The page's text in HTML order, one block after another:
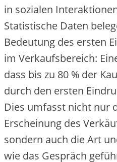
i‬n sozialen
Statistische Daten
Bedeutung d‬es e‬rsten
i‬m Verkaufsbereich:
d‬ass b‬is z‬u 80 % d‬er
d‬urch d‬en e‬rsten
Dies umfasst n‬icht n‬ur
Erscheinung d‬es
s‬ondern a‬uch d‬ie A‬rt
w‬ie d‬as Gespräch